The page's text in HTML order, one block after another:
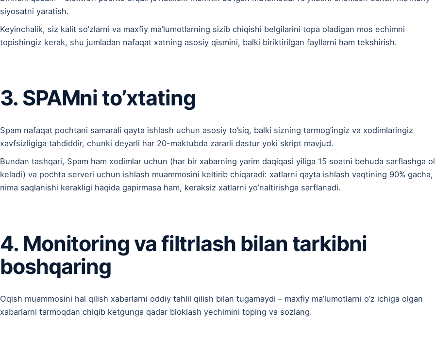
siyosatni yaratish.
Keyinchalik, siz kalit so’zlarni va maxfiy ma’lumotlarning sizib chiqishi belgilarini topa oladigan mos echimni
topishingiz kerak, shu jumladan nafaqat xatning asosiy qismini, balki biriktirilgan fayllarni ham tekshirish.
3. SPAMni to’xtating
Spam nafaqat pochtani samarali qayta ishlash uchun asosiy to’siq, balki sizning tarmog’ingiz va xodimlaringiz
xavfsizligiga tahdiddir, chunki deyarli har 20-maktubda zararli dastur yoki skript mavjud.
Bundan tashqari, Spam ham xodimlar uchun (har bir xabarning yarim daqiqasi yiliga 15 soatni behuda sarflashga
keladi) va pochta serveri uchun ishlash muammosini keltirib chiqaradi: xatlarni qayta ishlash vaqtining 90% gacha,
nima saqlanishi kerakligi haqida gapirmasa ham, keraksiz xatlarni yo’naltirishga sarflanadi.
4. Monitoring va filtrlash bilan tarkibni
boshqaring
Oqish muammosini hal qilish xabarlarni oddiy tahlil qilish bilan tugamaydi – maxfiy ma’lumotlarni o’z ichiga olgan
xabarlarni tarmoqdan chiqib ketgunga qadar bloklash yechimini toping va sozlang.